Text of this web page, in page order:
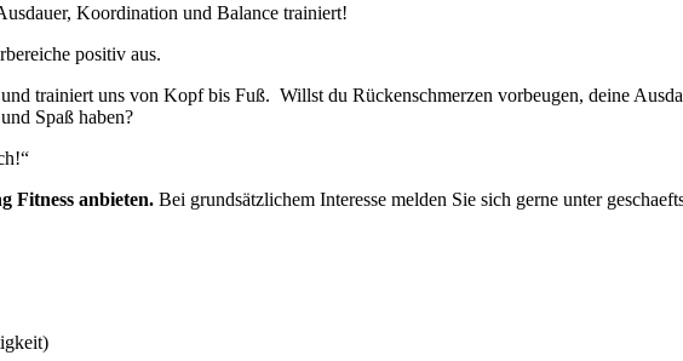
Koordination und Balance trainiert!
positiv aus.
trainiert uns von Kopf bis Fuß. Willst du Rückenschmerzen vorbeugen, deine
Spaß haben?
Fitness anbieten. Bei grundsätzlichem Interesse melden Sie sich gerne unter